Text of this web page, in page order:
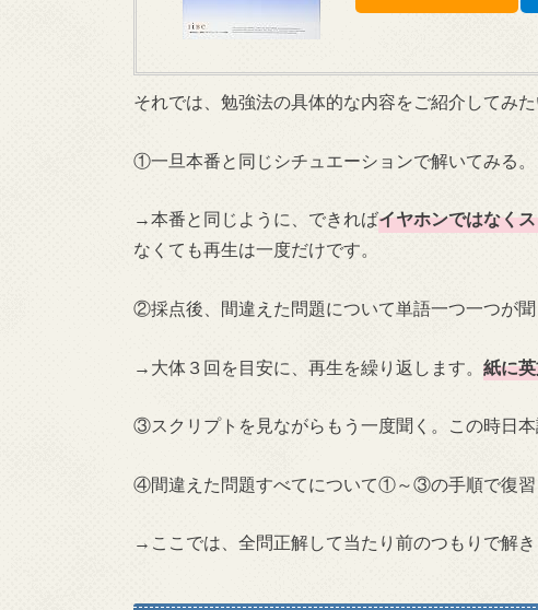
それでは、勉強法の具体的な内容をご紹介してみた
①一旦本番と同じシチュエーションで解いてみる。
→本番と同じように、できればイヤホンではなく
なくても再生は一度だけです。
②採点後、間違えた問題について単語一つ一つが聞
→大体３回を目安に、再生を繰り返します。 紙に
③スクリプトを見ながらもう一度聞く。この時日本
④間違えた問題すべてについて①～③の手順で復習
→ここでは、全問正解して当たり前のつもりで解き